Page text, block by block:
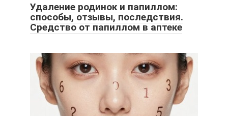
Удаление родинок и папиллом:
способы, отзывы, последствия.
Средство от папиллом в аптеке